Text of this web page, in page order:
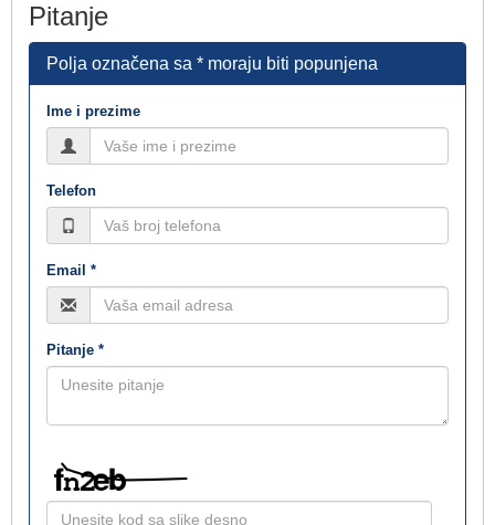
Pitanje
Polja označena sa * moraju biti popunjena
Ime i prezime
Telefon
Email *
Pitanje *